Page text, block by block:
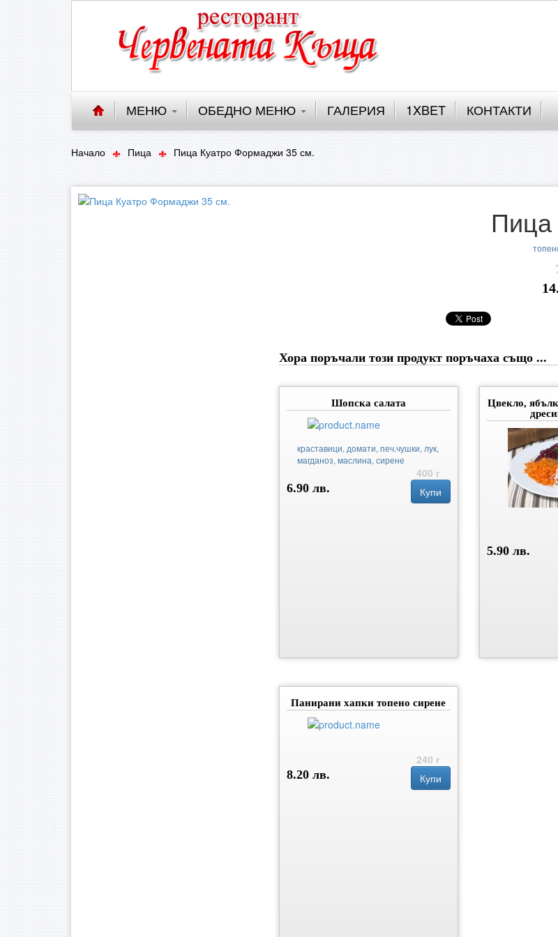
МЕНЮ ОБЕДНО МЕНЮ ГАЛЕРИЯ 1XBET КОНТАКТИ
Начало Пица Пица Куатро Формаджи 35 см.
Хора поръчали този продукт поръчаха също ...
Шопска салата
краставици, домати, печ.чушки, лук,
магданоз, маслина, сирене
400 г
6.90 лв.
Купи
Цвекло,
5.90 лв.
Панирани хапки топено сирене
240 г
8.20 лв.
Купи